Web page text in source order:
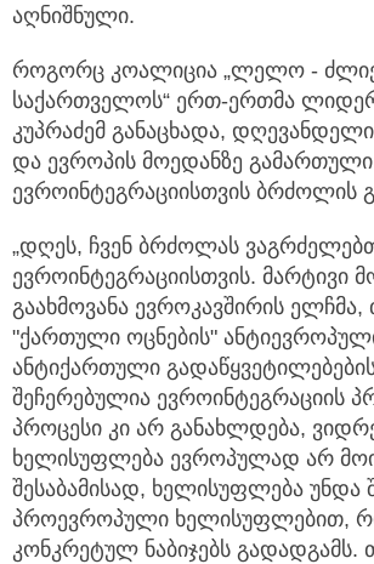
აღნიშნული.
როგორც კოალიცია „ლელო -
საქართველოს“ ერთ-ერთმა
კუპრაძემ განაცხადა,
და ევროპის მოედანზე გამართული
ევროინტეგრაციისთვის ბრძოლის
„დღეს, ჩვენ ბრძოლას
ევროინტეგრაციისთვის. მარტივი
გაახმოვანა ევროკავშირის
"ქართული ოცნების"
ანტიქართული
შეჩერებულია ევროინტეგრაციის
პროცესი კი არ განახლდება,
ხელისუფლება ევროპულად არ
შესაბამისად, ხელისუფლება უნდა
პროევროპული ხელისუფლებით,
კონკრეტულ ნაბიჯებს გადადგამს.